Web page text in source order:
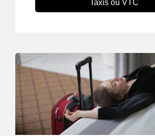
Taxis ou VTC